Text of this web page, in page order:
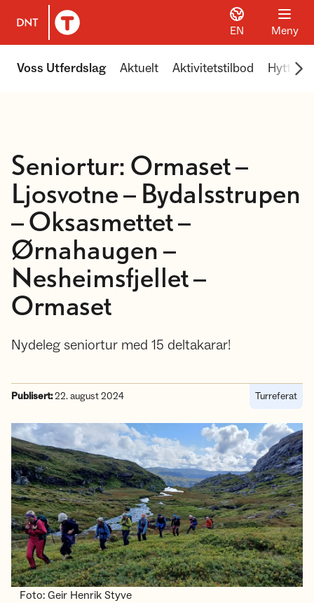
Til DNT.no forside
EN Meny
Voss Utferdslag Aktuelt Aktivitetstilbod Hyttene
Seniortur: Ormaset –
Ljosvotne – Bydalsstrupen
– Oksasmettet –
Ørnahaugen –
Nesheimsfjellet –
Ormaset
Nydeleg seniortur med 15 deltakarar!
Publisert:22. august 2024 Turreferat
Foto: Geir Henrik Styve